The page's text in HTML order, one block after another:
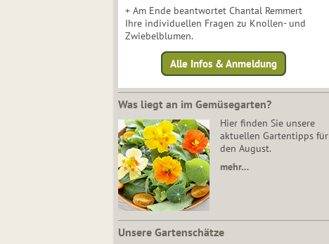
+ Am Ende beantwortet Chantal Remmert
Ihre individuellen Fragen zu Knollen- und
Zwiebelblumen.
Alle Infos & Anmeldung
Was liegt an im Gemüsegarten?
Hier finden Sie unsere
aktuellen Gartentipps für
den August.
mehr…
Unsere Gartenschätze